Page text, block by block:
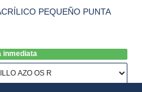
PEQUEÑO PUNTA
inmediata